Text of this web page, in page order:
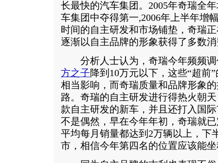
长最快的汽车集团。2005年奇瑞全
车集团中夺得第一,2006年上半年增
时间的自主研发和市场铺垫，奇瑞
逐渐以自主品牌的形象获得了多数
分析人士认为，奇瑞今年频频调
方之子降到10万元以下，这些“超前
相当影响，而奇瑞质量和品牌形象
路。奇瑞的自主研发进行得热火朝
款自主研发的新车，并且还打入国
不是偶然，早在今年年初，奇瑞就
平均每月销量都达到2万辆以上，下
市，相信今年第四名的位置应该能